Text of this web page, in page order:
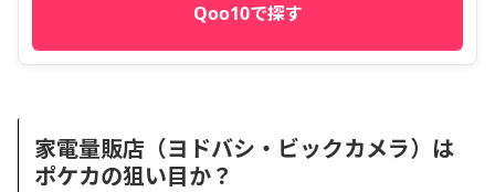
Qoo10で探す
家電量販店（ヨドバシ・ビックカメラ）は
ポケカの狙い目か？